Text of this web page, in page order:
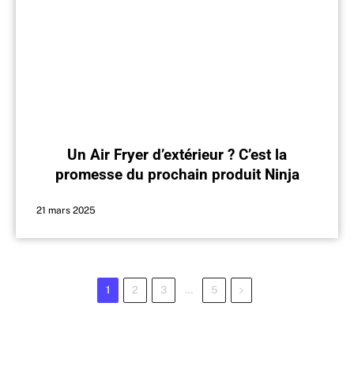
Un Air Fryer d’extérieur ? C’est la
promesse du prochain produit Ninja
21 mars 2025
1 2 3 … 5 Next